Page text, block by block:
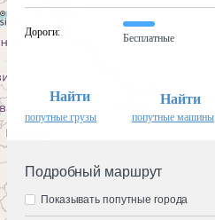
Дороги:
Бесплатные
Найти
попутные грузы
Найти
попутные машины
Подробный маршрут
Показывать попутные города